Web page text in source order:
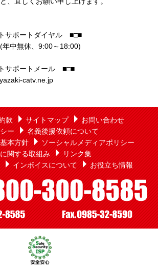
サポートダイヤル ■□■
中無休、9:00～18:00)
サポートメール ■□■
catv.ne.jp
款 サイトマップ
お問い合わせ
ー
名義後援依頼について
本方針
ソーシャルメディアポリシー
関する取組み
リンク集
インボイスについて お役立ち情報